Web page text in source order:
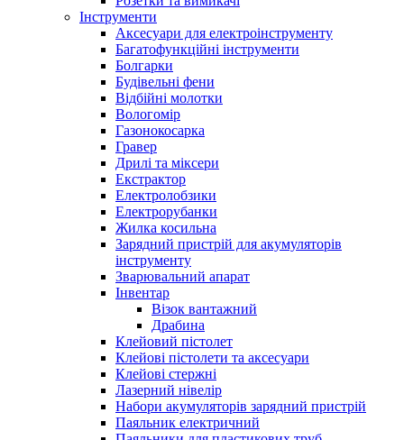
Інструменти
Аксесуари для електроінструменту
Багатофункційні інструменти
Болгарки
Будівельні фени
Відбійні молотки
Вологомір
Газонокосарка
Гравер
Дрилі та міксери
Екстрактор
Електролобзики
Електрорубанки
Жилка косильна
Зарядний пристрій для акумуляторів
інструменту
Зварювальний апарат
Інвентар
Візок вантажний
Драбина
Клейовий пістолет
Клейові пістолети та аксесуари
Клейові стержні
Лазерний нівелір
Набори акумуляторів зарядний пристрій
Паяльник електричний